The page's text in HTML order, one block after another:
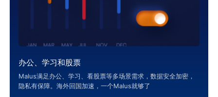
办公、学习和股票
Malus满足办公、学习、看股票等多场景需求，数据安全加密，
隐私有保障。海外回国加速，一个Malus就够了